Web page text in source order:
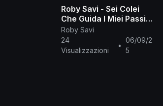
Roby Savi - Sei Colei
Che Guida I Miei Passi
(Official Lyric Video)
Roby Savi
24
Visualizzazioni
•
06/09/2
5